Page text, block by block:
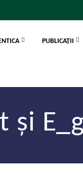
PUBLICAȚII
și